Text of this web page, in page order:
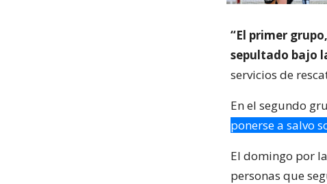
“El primer
sepultado bajo
servicios de
En el segundo
ponerse a salvo
El domingo por
personas que